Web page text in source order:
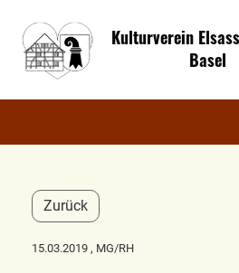
Kulturverein
Basel
Zurück
15.03.2019 , MG/RH